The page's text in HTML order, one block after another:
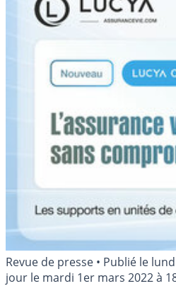
Revue de presse • Publié le
jour le mardi 1er mars 2022 à